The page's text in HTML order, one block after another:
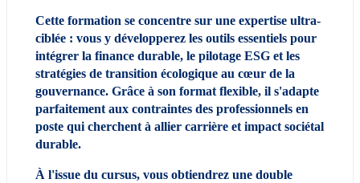
Cette formation se concentre sur une expertise ultra-
ciblée : vous y développerez les outils essentiels pour
intégrer la finance durable, le pilotage ESG et les
stratégies de transition écologique au cœur de la
gouvernance. Grâce à son format flexible, il s'adapte
parfaitement aux contraintes des professionnels en
poste qui cherchent à allier carrière et impact sociétal
durable.
À l'issue du cursus, vous obtiendrez une double